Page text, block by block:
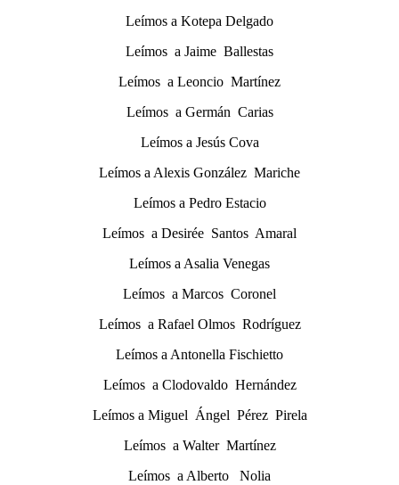
Leímos a Kotepa Delgado
Leímos a Jaime Ballestas
Leímos a Leoncio Martínez
Leímos a Germán Carias
Leímos a Jesús Cova
Leímos a Alexis González Mariche
Leímos a Pedro Estacio
Leímos a Desirée Santos Amaral
Leímos a Asalia Venegas
Leímos a Marcos Coronel
Leímos a Rafael Olmos Rodríguez
Leímos a Antonella Fischietto
Leímos a Clodovaldo Hernández
Leímos a Miguel Ángel Pérez Pirela
Leímos a Walter Martínez
Leímos a Alberto Nolia